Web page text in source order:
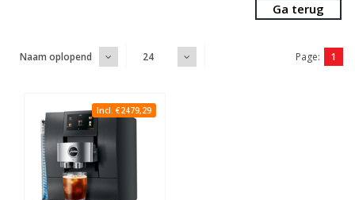
Ga terug
Naam oplopend 24 Page: 1
Incl. €2479,29